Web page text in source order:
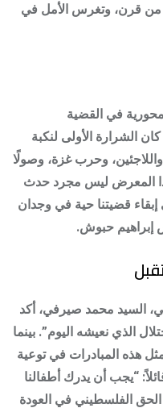
من قرن، وتغرس الأمل في
في القضية
الشرارة الأولى لنكبة
وحرب غزة، وصولًا
المعرض ليس مجرد حدث
إبقاء قضيتنا حية في وجدان
إبراهيم حبوش.
السيد محمد صيرفي، أكد
الذي نعيشه اليوم”. بينما
هذه المبادرات في توعية
“يجب أن يدرك أطفالنا
الحق الفلسطيني في العودة